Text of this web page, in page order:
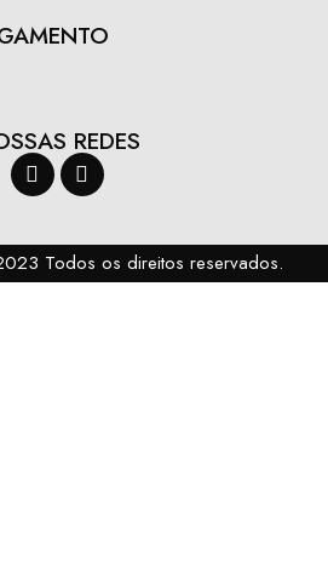
REDES
Todos os direitos reservados.